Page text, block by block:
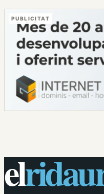
PUBLICITAT
el